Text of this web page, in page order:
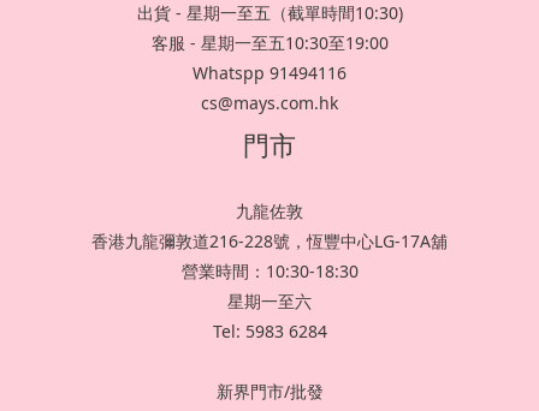
出貨 - 星期一至五（截單時間10:30)
客服 - 星期一至五10:30至19:00
Whatspp 91494116
cs@mays.com.hk
門市
九龍佐敦
香港九龍彌敦道216-228號，恆豐中心LG-17A舖
營業時間：10:30-18:30
星期一至六
Tel: 5983 6284
新界門市/批發